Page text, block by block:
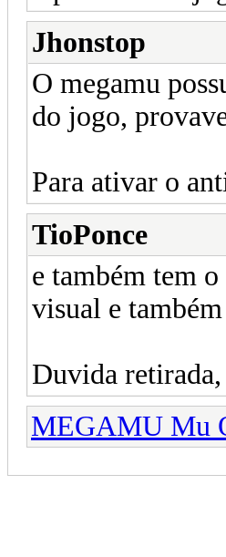
Jhonstop
O megamu
do jogo,
Para ativar o
TioPonce
e também tem
visual e
Duvida
MEGAMU Mu